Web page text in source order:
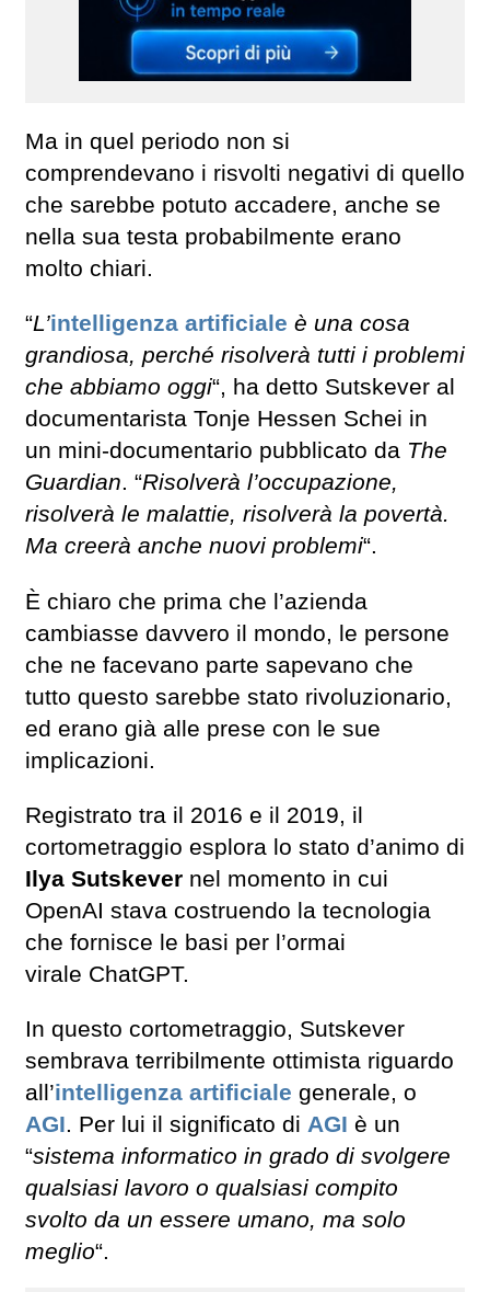
Ma in quel periodo non si
comprendevano i risvolti negativi di quello
che sarebbe potuto accadere, anche se
nella sua testa probabilmente erano
molto chiari.
“L’intelligenza artificiale è una cosa
grandiosa, perché risolverà tutti i problemi
che abbiamo oggi“, ha detto Sutskever al
documentarista Tonje Hessen Schei in
un mini-documentario pubblicato da The
Guardian. “Risolverà l’occupazione,
risolverà le malattie, risolverà la povertà.
Ma creerà anche nuovi problemi“.
È chiaro che prima che l’azienda
cambiasse davvero il mondo, le persone
che ne facevano parte sapevano che
tutto questo sarebbe stato rivoluzionario,
ed erano già alle prese con le sue
implicazioni.
Registrato tra il 2016 e il 2019, il
cortometraggio esplora lo stato d’animo di
Ilya Sutskever nel momento in cui
OpenAI stava costruendo la tecnologia
che fornisce le basi per l’ormai
virale ChatGPT.
In questo cortometraggio, Sutskever
sembrava terribilmente ottimista riguardo
all’intelligenza artificiale generale, o
AGI. Per lui il significato di AGI è un
“sistema informatico in grado di svolgere
qualsiasi lavoro o qualsiasi compito
svolto da un essere umano, ma solo
meglio“.